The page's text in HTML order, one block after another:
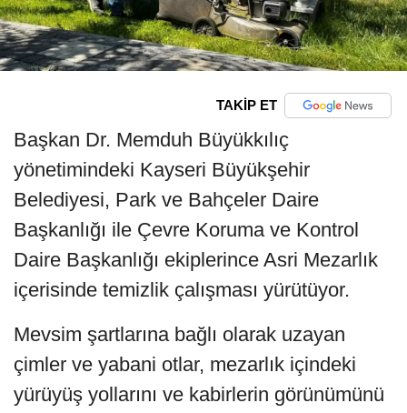
TAKİP ET
Başkan Dr. Memduh Büyükkılıç
yönetimindeki Kayseri Büyükşehir
Belediyesi, Park ve Bahçeler Daire
Başkanlığı ile Çevre Koruma ve Kontrol
Daire Başkanlığı ekiplerince Asri Mezarlık
içerisinde temizlik çalışması yürütüyor.
Mevsim şartlarına bağlı olarak uzayan
çimler ve yabani otlar, mezarlık içindeki
yürüyüş yollarını ve kabirlerin görünümünü